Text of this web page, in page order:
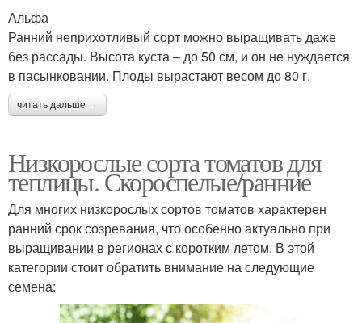
Альфа
Ранний неприхотливый сорт можно выращивать даже
без рассады. Высота куста – до 50 см, и он не нуждается
в пасынковании. Плоды вырастают весом до 80 г.
читать дальше →
Низкорослые сорта томатов для
теплицы. Скороспелые/ранние
Для многих низкорослых сортов томатов характерен
ранний срок созревания, что особенно актуально при
выращивании в регионах с коротким летом. В этой
категории стоит обратить внимание на следующие
семена: